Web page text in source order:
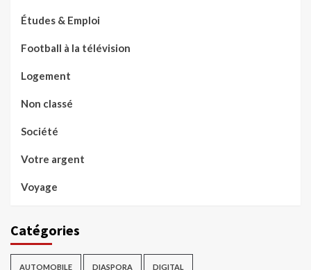
Études & Emploi
Football à la télévision
Logement
Non classé
Société
Votre argent
Voyage
Catégories
AUTOMOBILE DIASPORA DIGITAL